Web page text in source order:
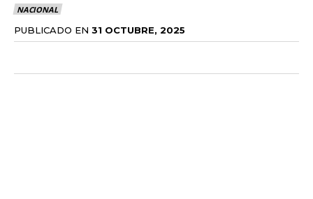
NACIONAL
PUBLICADO EN 31 OCTUBRE, 2025